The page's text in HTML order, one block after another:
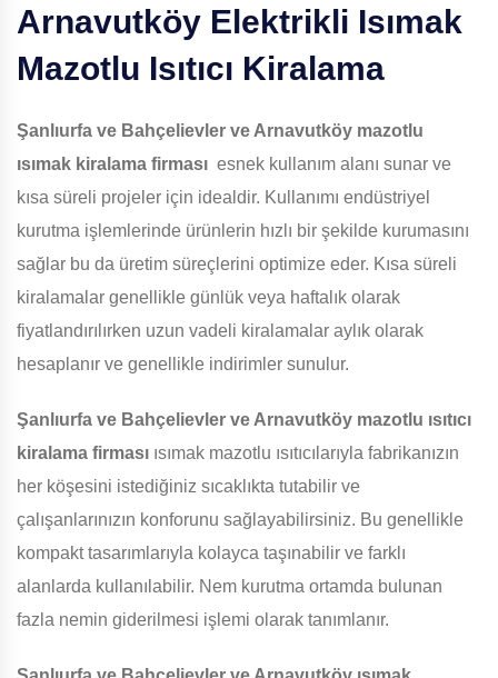
Arnavutköy Elektrikli Isımak
Mazotlu Isıtıcı Kiralama
Şanlıurfa ve Bahçelievler ve Arnavutköy mazotlu
ısımak kiralama firması esnek kullanım alanı sunar ve
kısa süreli projeler için idealdir. Kullanımı endüstriyel
kurutma işlemlerinde ürünlerin hızlı bir şekilde kurumasını
sağlar bu da üretim süreçlerini optimize eder. Kısa süreli
kiralamalar genellikle günlük veya haftalık olarak
fiyatlandırılırken uzun vadeli kiralamalar aylık olarak
hesaplanır ve genellikle indirimler sunulur.
Şanlıurfa ve Bahçelievler ve Arnavutköy mazotlu ısıtıcı
kiralama firması ısımak mazotlu ısıtıcılarıyla fabrikanızın
her köşesini istediğiniz sıcaklıkta tutabilir ve
çalışanlarınızın konforunu sağlayabilirsiniz. Bu genellikle
kompakt tasarımlarıyla kolayca taşınabilir ve farklı
alanlarda kullanılabilir. Nem kurutma ortamda bulunan
fazla nemin giderilmesi işlemi olarak tanımlanır.